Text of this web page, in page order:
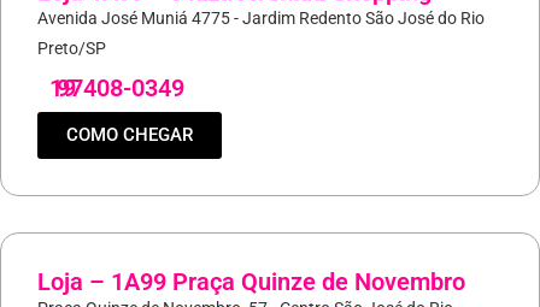
Avenida José Muniá 4775 - Jardim Redento São José do Rio
Preto/SP
19
97408-0349
COMO CHEGAR
Loja – 1A99 Praça Quinze de Novembro